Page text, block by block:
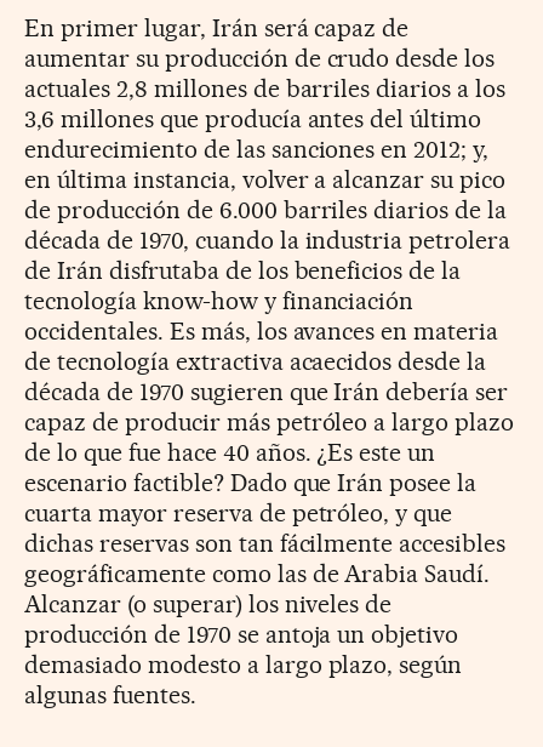
En primer lugar, Irán será capaz de
aumentar su producción de crudo desde los
actuales 2,8 millones de barriles diarios a los
3,6 millones que producía antes del último
endurecimiento de las sanciones en 2012; y,
en última instancia, volver a alcanzar su pico
de producción de 6.000 barriles diarios de la
década de 1970, cuando la industria petrolera
de Irán disfrutaba de los beneficios de la
tecnología know-how y financiación
occidentales. Es más, los avances en materia
de tecnología extractiva acaecidos desde la
década de 1970 sugieren que Irán debería ser
capaz de producir más petróleo a largo plazo
de lo que fue hace 40 años. ¿Es este un
escenario factible? Dado que Irán posee la
cuarta mayor reserva de petróleo, y que
dichas reservas son tan fácilmente accesibles
geográficamente como las de Arabia Saudí.
Alcanzar (o superar) los niveles de
producción de 1970 se antoja un objetivo
demasiado modesto a largo plazo, según
algunas fuentes.